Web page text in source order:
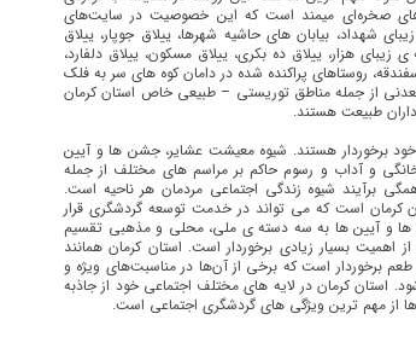
صخره‌ای میمند است كه این خصوصیت در سایت‌های
شهداد، بیابان های حاشیه شهرها، ییلاق جوپار، ییلاق
زیبای هزار، ییلاق ده بکری، ییلاق مسکون، ییلاق دلفارد،
اسفندقه، روستاهای پراکنده شده در دامان کوه های سر به فلک
از جمله مناطق توریستی – طبیعی خاص استان کرمان
طبیعت هستند.
برخوردار هستند. شیوه معیشت عشایر، جشن ها و آیین
و آداب و رسوم حاكم بر مراسم های مختلف از جمله
برآیند شیوه زندگی اجتماعی مردمان هر ناحیه است.
است كه می تواند در خدمت توسعه گردشگری قرار
ها و آیین ها به سه دسته ی ملی، محلی و مذهبی تقسیم
بسیار زیادی برخوردار است. استان کرمان همانند
برخوردار است كه برخی از آن‌ها در مناسبت‌های ویژه و
استان کرمان در لایه های مختلف اجتماعی خود از جاذبه
از مهم ترین ویژگی های گردشگری اجتماعی است.